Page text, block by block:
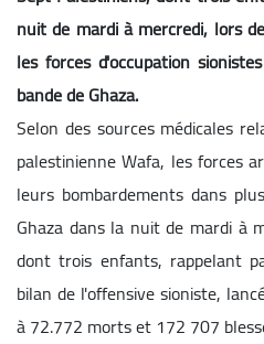
nuit de mardi à mercredi, lors
les forces d'occupation
bande deGhaza.
Selon des sources médicales
palestinienne Wafa, les forces
leurs bombardements dans
Ghaza dans la nuit de mardi à
dont trois enfants, rappelant
bilan de l'offensive sioniste,
à 72.772 morts et 172 707